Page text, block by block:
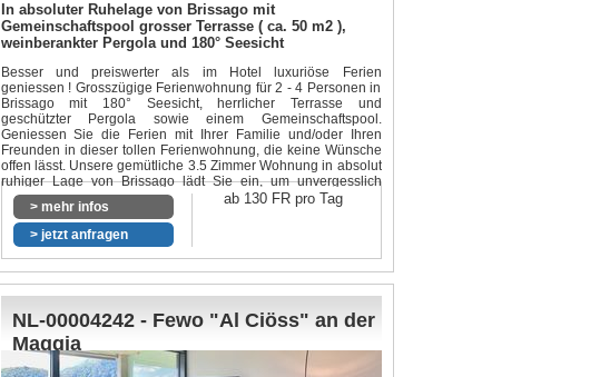
In absoluter Ruhelage von Brissago mit
Gemeinschaftspool grosser Terrasse ( ca. 50 m2 ),
weinberankter Pergola und 180° Seesicht
Besser und preiswerter als im Hotel luxuriöse Ferien
geniessen ! Grosszügige Ferienwohnung für 2 - 4 Personen in
Brissago mit 180° Seesicht, herrlicher Terrasse und
geschützter Pergola sowie einem Gemeinschaftspool.
Geniessen Sie die Ferien mit Ihrer Familie und/oder Ihren
Freunden in dieser tollen Ferienwohnung, die keine Wünsche
offen lässt. Unsere gemütliche 3.5 Zimmer Wohnung in absolut
ruhiger Lage von Brissago lädt Sie ein, um unvergesslich
schöne Tage am Lago Maggiore zu erleben. Es steht ein
Garagenplatz für Ihr Fahrzeug zur Verfügung.
> mehr infos
> jetzt anfragen
ab 130 FR pro Tag
NL-00004242 - Fewo "Al Ciöss" an der
Maggia